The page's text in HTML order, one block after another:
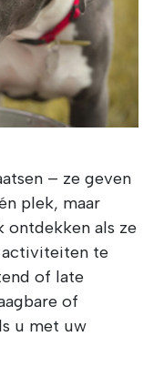
– ze geven
plek, maar
ontdekken als ze
activiteiten te
of late
of
u met uw